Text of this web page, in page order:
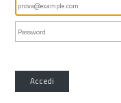
Accedi